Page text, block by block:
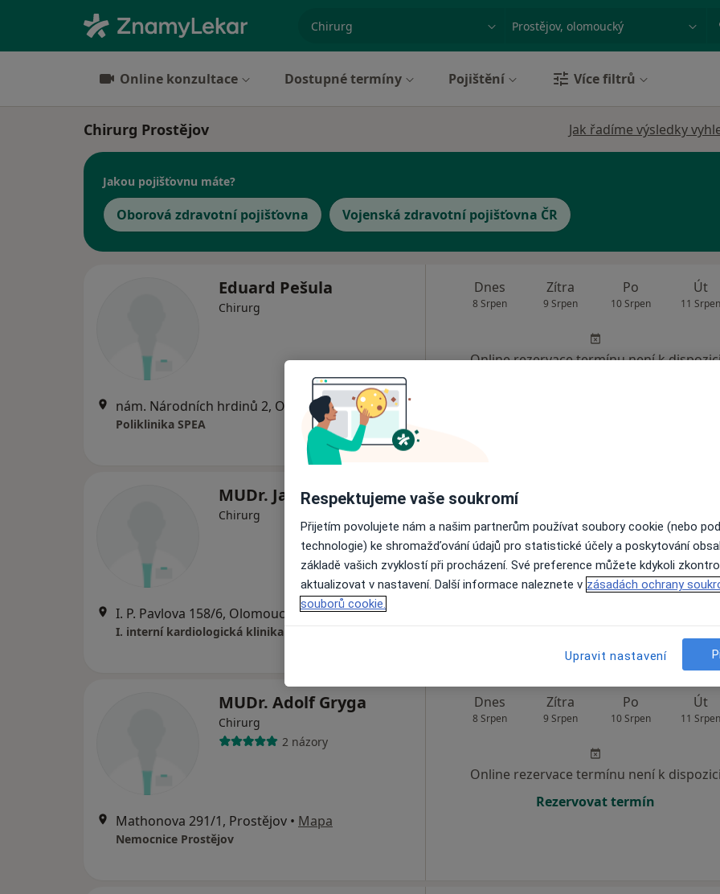
Město nebo region
Online konzultace Dostupné termíny Pojištění Více filtrů
Chirurg Prostějov Jak řadíme výsledky
Jakou pojišťovnu máte?
Oborová zdravotní pojišťovna Vojenská zdravotní pojišťovna ČR
Eduard Pešula
Chirurg
nám. Národních hrdinů 2, Olomouc•Mapa
Poliklinika SPEA
Dnes
8 Srpen
Zítra
9 Srpen
Po
10 Srpen
Út
11 Srpen
Online rezervace termínu není k
MUDr. Jan Zarivnij
Chirurg
I. P. Pavlova 158/6, Olomouc Mapa
I. interní kardiologická klinika
Dnes
Online rezervace termínu není k
Rezervovat termín
MUDr. Adolf Gryga
Chirurg
2 názory
Mathonova 291/1, Prostějov • Mapa
Nemocnice Prostějov
Dnes
8 Srpen
Zítra
9 Srpen
Po
10 Srpen
Út
11 Srpen
Online rezervace termínu není k dispozici
Rezervovat termín
Respektujeme vaše soukromí
Přijetím povolujete nám a našim partnerům používat soubory cookie (nebo
technologie) ke shromažďování údajů pro statistické účely a poskytování
základě vašich zvyklostí při procházení. Své preference můžete kdykoli
aktualizovat v nastavení. Další informace naleznete v zásadách ochrany
souborů cookie.
Upravit nastavení